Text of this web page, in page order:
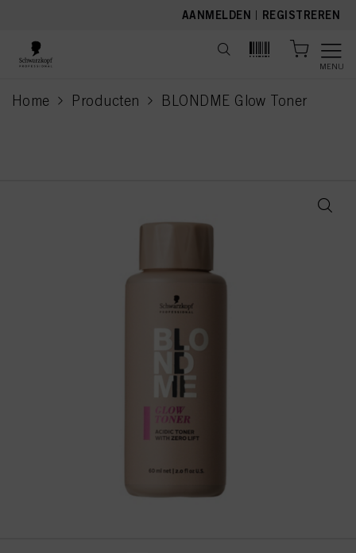
AANMELDEN | REGISTREREN
MENU
Home Producten BLONDME Glow Toner
current page